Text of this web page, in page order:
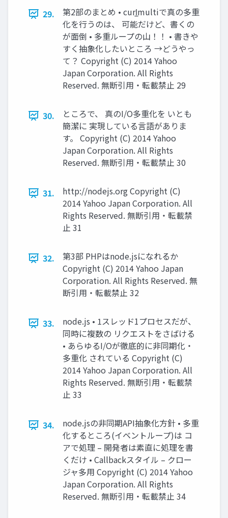
29.
第2部のまとめ • curl̲multiで真の多重
化を行うのは、 可能だけど、書くの
が面倒 • 多重ループの山！！ • 書きや
すく抽象化したいところ →どうやっ
て？ Copyright (C) 2014 Yahoo
Japan Corporation. All Rights
Reserved. 無断引用・転載禁止 29
30.
ところで、 真のI/O多重化を いとも
簡潔に 実現している言語がありま
す。 Copyright (C) 2014 Yahoo
Japan Corporation. All Rights
Reserved. 無断引用・転載禁止 30
31.
http://nodejs.org Copyright (C)
2014 Yahoo Japan Corporation. All
Rights Reserved. 無断引用・転載禁
止 31
32.
第3部 PHPはnode.jsになれるか
Copyright (C) 2014 Yahoo Japan
Corporation. All Rights Reserved. 無
断引用・転載禁止 32
33.
node.js • 1スレッド1プロセスだが、
同時に複数の リクエストをさばける
• あらゆるI/Oが徹底的に非同期化・
多重化 されている Copyright (C)
2014 Yahoo Japan Corporation. All
Rights Reserved. 無断引用・転載禁
止 33
34.
node.jsの非同期API抽象化方針 • 多重
化するところ(イベントループ)は コ
アで処理 – 開発者は素直に処理を書
くだけ • Callbackスタイル – クロー
ジャ多用 Copyright (C) 2014 Yahoo
Japan Corporation. All Rights
Reserved. 無断引用・転載禁止 34